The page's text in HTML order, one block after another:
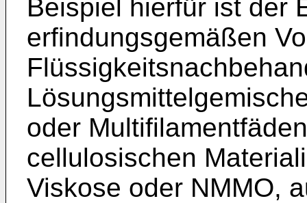
Beispiel hierfür ist der
erfindungsgemäßen
oder
cellulosischen
Viskose oder NMMO,